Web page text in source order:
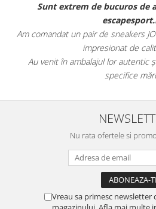
Sunt extrem de bucuros de
Am comandat un pair de sneakers
impresionat de
Au venit în ambalajul lor autentic
specifice
Nu rata ofertele si
Vreau sa primesc newsletter